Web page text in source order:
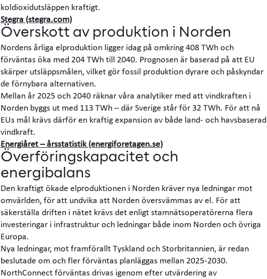
koldioxidutsläppen kraftigt.
Stegra (stegra.com)
Överskott av produktion i Norden
Nordens årliga elproduktion ligger idag på omkring 408 TWh och
förväntas öka med 204 TWh till 2040. Prognosen är baserad på att EU
skärper utsläppsmålen, vilket gör fossil produktion dyrare och påskyndar
de förnybara alternativen.
Mellan år 2025 och 2040 räknar våra analytiker med att vindkraften i
Norden byggs ut med 113 TWh – där Sverige står för 32 TWh. För att nå
EUs mål krävs därför en kraftig expansion av både land- och havsbaserad
vindkraft.
Energiåret – årsstatistik (energiforetagen.se)
Överföringskapacitet och
energibalans
Den kraftigt ökade elproduktionen i Norden kräver nya ledningar mot
omvärlden, för att undvika att Norden översvämmas av el. För att
säkerställa driften i nätet krävs det enligt stamnätsoperatörerna flera
investeringar i infrastruktur och ledningar både inom Norden och övriga
Europa.
Nya ledningar, mot framförallt Tyskland och Storbritannien, är redan
beslutade om och fler förväntas planläggas mellan 2025-2030.
NorthConnect förväntas drivas igenom efter utvärdering av